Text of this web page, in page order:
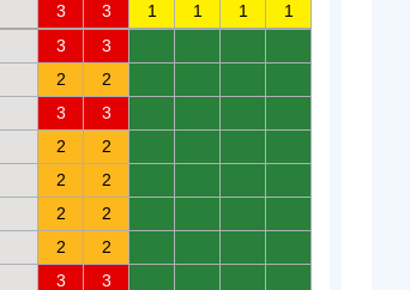
3 3 1 1 1
1
3 3
2 2
3 3
2 2
2 2
2 2
2 2
3 3